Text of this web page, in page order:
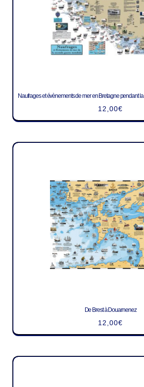
Naufrages et évènements de mer en Bretagne pendant
12,00€
De Brest à Douarnenez
12,00€